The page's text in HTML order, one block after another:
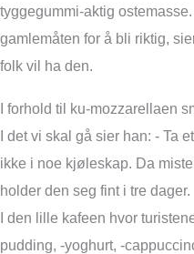
tyggegummi-aktig
gamlemåten for å bli riktig,
folk vil ha den.
I forhold til ku-mozzarellaen
I det vi skal gå sier han: - Ta
ikke i noe kjøleskap. Da
holder den seg fint i tre dager.
I den lille kafeen hvor
pudding, -yoghurt, -